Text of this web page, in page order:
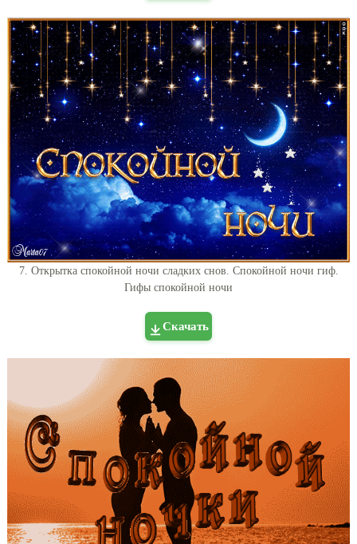
7. Открытка спокойной ночи сладких снов. Спокойной ночи гиф.
Гифы спокойной ночи
Скачать